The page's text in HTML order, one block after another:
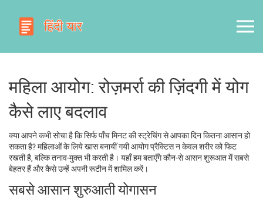
महिला आयोग: रोज़मर्रा की ज़िंदगी में योग
कैसे लाए बदलाव
क्या आपने कभी सोचा है कि सिर्फ पाँच मिनट की स्ट्रेचिंग से आपका दिन कितना आसान हो
सकता है? महिलाओं के लिये खास बनायीं गयी आयोग प्रैक्टिस न केवल शरीर को फिट
रखती है, बल्कि तनाव‑मुक्त भी करती है। यहाँ हम बताएँगे कौन‑से आसन शुरूआत में सबसे
बेहतर हैं और कैसे उन्हें अपनी रूटीन में शामिल करें।
सबसे आसान शुरुआती योगासन